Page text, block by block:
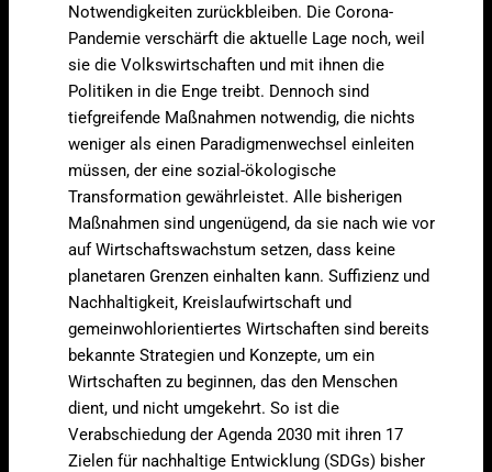
Notwendigkeiten zurückbleiben. Die Corona-
Pandemie verschärft die aktuelle Lage noch, weil
sie die Volkswirtschaften und mit ihnen die
Politiken in die Enge treibt. Dennoch sind
tiefgreifende Maßnahmen notwendig, die nichts
weniger als einen Paradigmenwechsel einleiten
müssen, der eine sozial-ökologische
Transformation gewährleistet. Alle bisherigen
Maßnahmen sind ungenügend, da sie nach wie vor
auf Wirtschaftswachstum setzen, dass keine
planetaren Grenzen einhalten kann. Suffizienz und
Nachhaltigkeit, Kreislaufwirtschaft und
gemeinwohlorientiertes Wirtschaften sind bereits
bekannte Strategien und Konzepte, um ein
Wirtschaften zu beginnen, das den Menschen
dient, und nicht umgekehrt. So ist die
Verabschiedung der Agenda 2030 mit ihren 17
Zielen für nachhaltige Entwicklung (SDGs) bisher